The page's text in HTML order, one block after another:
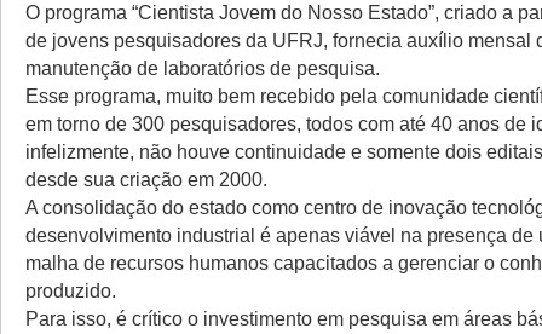
O programa “Cientista Jovem do Nosso Estado”, criado a
de jovens pesquisadores da UFRJ, fornecia auxílio mensal
manutenção de laboratórios de pesquisa.
Esse programa, muito bem recebido pela comunidade
em torno de 300 pesquisadores, todos com até 40 anos de
infelizmente, não houve continuidade e somente dois
desde sua criação em 2000.
A consolidação do estado como centro de inovação
desenvolvimento industrial é apenas viável na presença de
malha de recursos humanos capacitados a gerenciar o
produzido.
Para isso, é crítico o investimento em pesquisa em áreas